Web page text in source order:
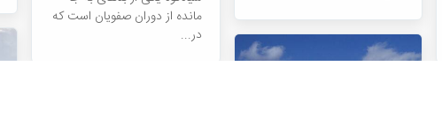
مانده از دوران صفویان است که
در...